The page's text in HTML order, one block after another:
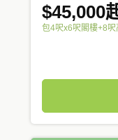
$45,000
包4呎x6呎閣樓+8